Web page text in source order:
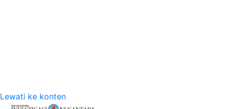
Lewati ke konten